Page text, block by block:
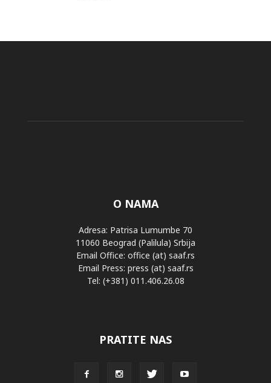
O NAMA
Adresa: Patrisa Lumumbe 70
11060 Beograd (Palilula) Srbija
Email Office: office (at) saaf.rs
Email Press: press (at) saaf.rs
Tel: (+381) 011.406.26.08
PRATITE NAS